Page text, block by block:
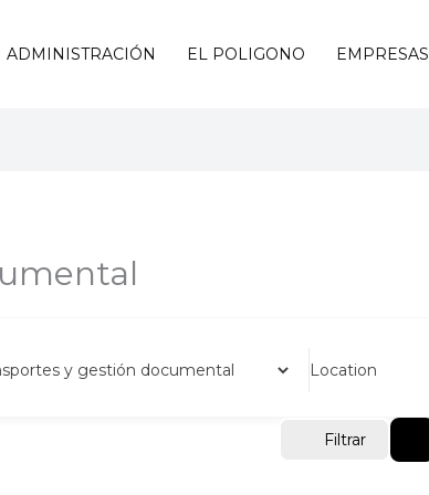
ADMINISTRACIÓN EL POLIGONO EMPRESAS
Location
Filtrar